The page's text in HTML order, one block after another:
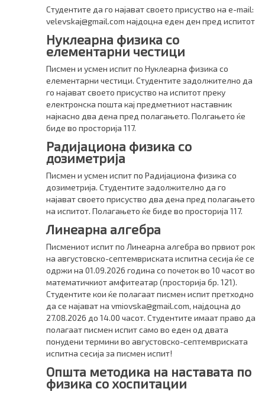
Студентите да го најават своето присуство на e-mail:
velevskaj@gmail.com најдоцна еден ден пред испитот
Нуклеарна физика со
елементарни честици
Писмен и усмен испит по Нуклеарна физика со
елементарни честици. Студентите задолжително да
го најават своето присуство на испитот преку
електронска пошта кај предметниот наставник
најкасно два дена пред полагањето. Полгањето ќе
биде во просторија 117.
Радијациона физика со
дозиметрија
Писмен и усмен испит по Радијациона физика со
дозиметрија. Студентите задолжително да го
најават своето присуство два дена пред полагањето
на испитот. Полагањето ќе биде во просторија 117.
Линеарна алгебра
Писмениот испит по Линеарна алгебра во првиот рок
на августовско-септемвриската испитна сесија ќе се
одржи на 01.09.2026 година со почеток во 10 часот во
математичкиот амфитеатар (просторија бр. 121).
Студентите кои ќе полагаат писмен испит претходно
да се најават на vmiovska@gmail.com, најдоцна до
27.08.2026 до 14.00 часот. Студентите имаат право да
полагаат писмен испит само во еден од двата
понудени термини во августовско-септемвриската
испитна сесија за писмен испит!
Општа методика на наставата по
физика со хоспитации